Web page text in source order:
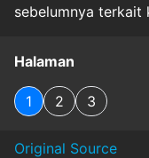
sebelumnya terkait
Halaman
1 2 3
Original Source